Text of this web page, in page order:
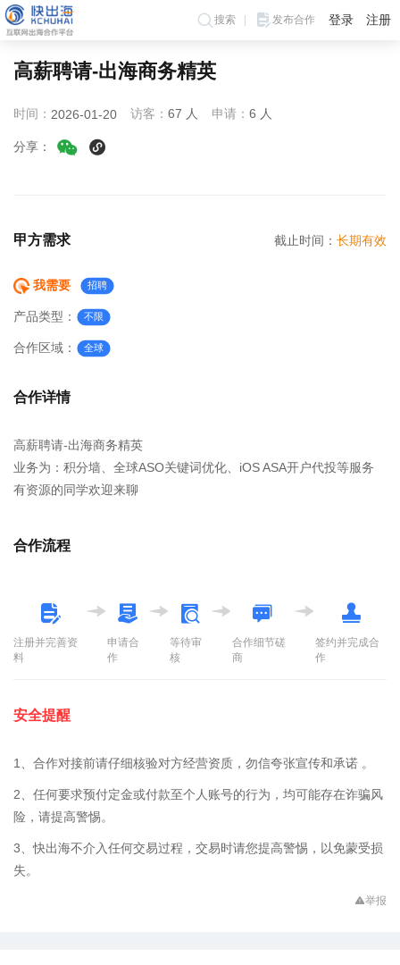
搜索 发布合作 登录 注册
高薪聘请-出海商务精英
时间： 2026-01-20 访客： 67 人 申请： 6 人
分享：
甲方需求 截止时间： 长期有效
我需要 招聘
产品类型： 不限
合作区域： 全球
合作详情
高薪聘请-出海商务精英
业务为：积分墙、全球ASO关键词优化、iOS ASA开户代投等服务
有资源的同学欢迎来聊
合作流程
注册并完善资
料
申请合
作
等待审
核
合作细节磋
商
签约并完成合
作
安全提醒
1、合作对接前请仔细核验对方经营资质，勿信夸张宣传和承诺 。
2、任何要求预付定金或付款至个人账号的行为，均可能存在诈骗风
险，请提高警惕。
3、快出海不介入任何交易过程，交易时请您提高警惕，以免蒙受损
失。
举报